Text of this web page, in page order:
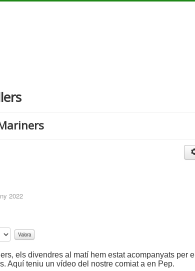
2022
els divendres al matí hem estat acompanyats per el
Aquí teniu un vídeo del nostre comiat a en Pep.